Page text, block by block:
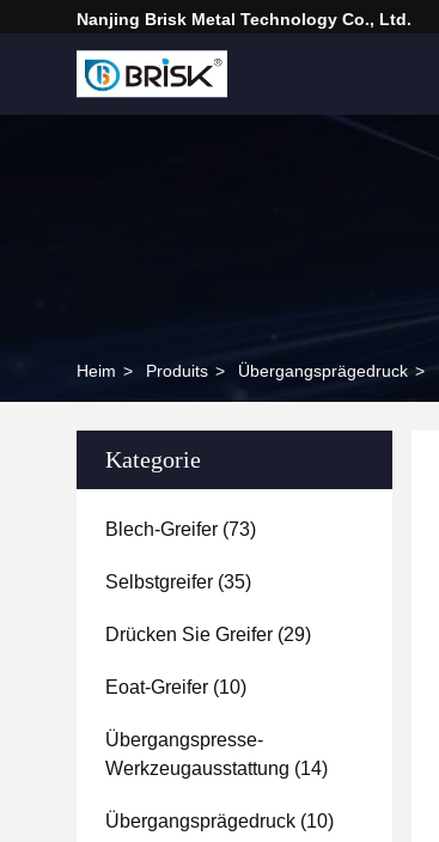
Nanjing Brisk Metal Technology Co., Ltd.
Heim > Produits > Übergangsprägedruck >
Kategorie
Blech-Greifer (73)
Selbstgreifer (35)
Drücken Sie Greifer (29)
Eoat-Greifer (10)
Übergangspresse-
Werkzeugausstattung (14)
Übergangsprägedruck (10)